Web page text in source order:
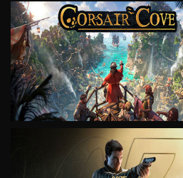
VIEW